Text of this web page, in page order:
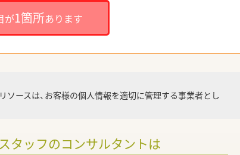
が1箇所あります
ソースは、お客様の個人情報を適切に管理する事業者とし
タッフのコンサルタントは